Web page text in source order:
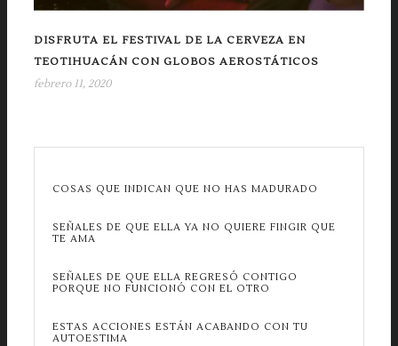
DISFRUTA EL FESTIVAL DE LA CERVEZA EN
TEOTIHUACÁN CON GLOBOS AEROSTÁTICOS
febrero 11, 2020
COSAS QUE INDICAN QUE NO HAS MADURADO
SEÑALES DE QUE ELLA YA NO QUIERE FINGIR QUE
TE AMA
SEÑALES DE QUE ELLA REGRESÓ CONTIGO
PORQUE NO FUNCIONÓ CON EL OTRO
ESTAS ACCIONES ESTÁN ACABANDO CON TU
AUTOESTIMA